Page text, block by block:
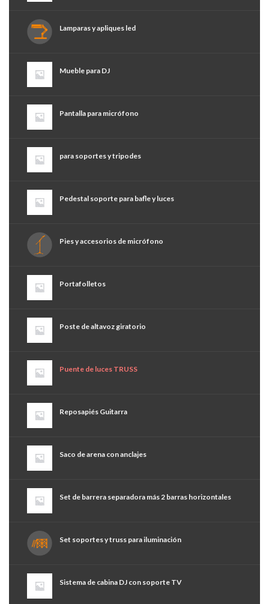
Lamparas y apliques led
Mueble para DJ
Pantalla para micrófono
para soportes y tripodes
Pedestal soporte para bafle y luces
Pies y accesorios de micrófono
Portafolletos
Poste de altavoz giratorio
Puente de luces TRUSS
Reposapiés Guitarra
Saco de arena con anclajes
Set de barrera separadora más 2 barras horizontales
Set soportes y truss para iluminación
Sistema de cabina DJ con soporte TV